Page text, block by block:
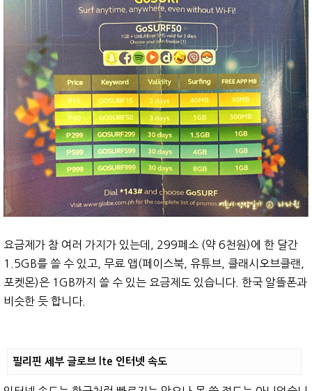
요금제가 참 여러 가지가 있는데, 299페소 (약 6천원)에 한 달간
1.5GB를 쓸 수 있고, 무료 앱(페이스북, 유튜브, 클래시오브클랜,
포켓몬)은 1GB까지 쓸 수 있는 요금제도 있습니다. 한국 알뜰폰과
비슷한 듯 합니다.
필리핀 세부 글로브 lte 인터넷 속도